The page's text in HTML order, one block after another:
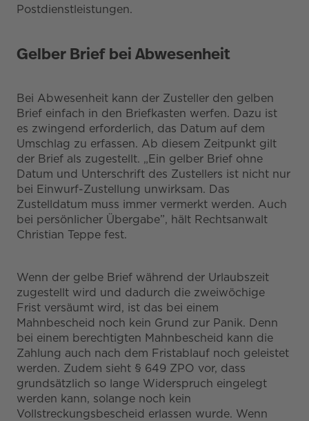
Postdienstleistungen.
Gelber Brief bei Abwesenheit
Bei Abwesenheit kann der Zusteller den gelben
Brief einfach in den Briefkasten werfen. Dazu ist
es zwingend erforderlich, das Datum auf dem
Umschlag zu erfassen. Ab diesem Zeitpunkt gilt
der Brief als zugestellt. „Ein gelber Brief ohne
Datum und Unterschrift des Zustellers ist nicht nur
bei Einwurf-Zustellung unwirksam. Das
Zustelldatum muss immer vermerkt werden. Auch
bei persönlicher Übergabe”, hält Rechtsanwalt
Christian Teppe fest.
Wenn der gelbe Brief während der Urlaubszeit
zugestellt wird und dadurch die zweiwöchige
Frist versäumt wird, ist das bei einem
Mahnbescheid noch kein Grund zur Panik. Denn
bei einem berechtigten Mahnbescheid kann die
Zahlung auch nach dem Fristablauf noch geleistet
werden. Zudem sieht § 649 ZPO vor, dass
grundsätzlich so lange Widerspruch eingelegt
werden kann, solange noch kein
Vollstreckungsbescheid erlassen wurde. Wenn